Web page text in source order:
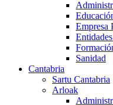
Empresa
Sanidad
Cantabria
Sartu Cantabria
Arloak